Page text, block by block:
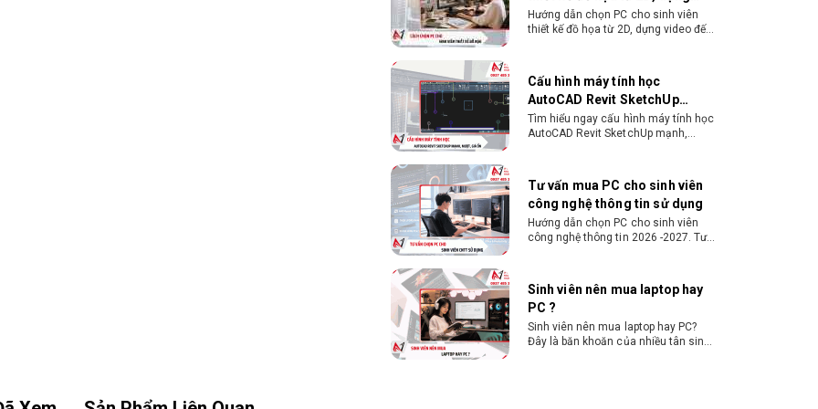
video đến 3D
Hướng dẫn chọn PC cho sinh viên
thiết kế đồ họa từ 2D, dựng video đến
Nguyễn Thắng.
Cấu hình máy tính học
AutoCAD Revit SketchUp
mạnh, mượt, giá ổn
Tìm hiểu ngay cấu hình máy tính học
AutoCAD Revit SketchUp mạnh,
giật lag.
Tư vấn mua PC cho sinh viên
công nghệ thông tin sử dụng
Hướng dẫn chọn PC cho sinh viên
công nghệ thông tin 2026 -2027. Tư
Sinh viên nên mua laptop hay
PC ?
Sinh viên nên mua laptop hay PC?
Đây là băn khoăn của nhiều tân sinh